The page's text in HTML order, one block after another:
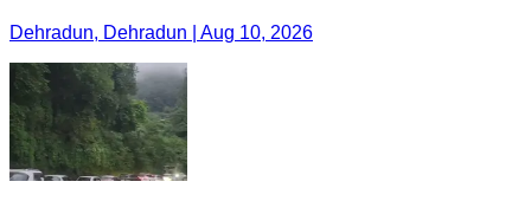
Dehradun, Dehradun | Aug 10, 2026